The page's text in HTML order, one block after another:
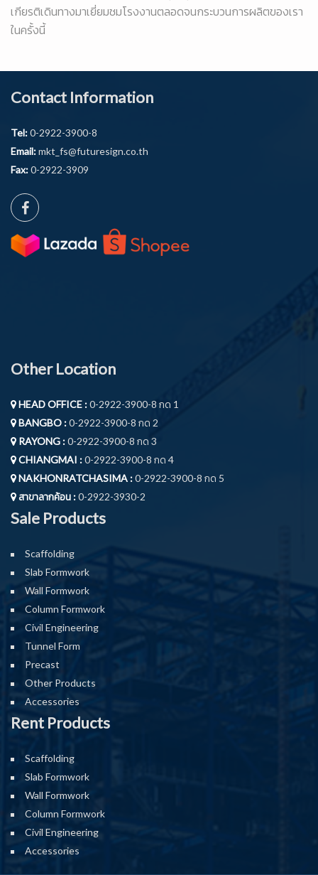
เกียรติเดินทางมาเยี่ยมชมโรงงานตลอดจนกระบวนการผลิตของเรา
ในครั้งนี้
Contact Information
Tel:0-2922-3900-8
Email:mkt_fs@futuresign.co.th
Fax:0-2922-3909
Other Location
HEAD OFFICE :0-2922-3900-8 กด 1
BANGBO :0-2922-3900-8 กด 2
RAYONG :0-2922-3900-8 กด 3
CHIANGMAI :0-2922-3900-8 กด 4
NAKHONRATCHASIMA :0-2922-3900-8 กด 5
สาขาลากค้อน :0-2922-3930-2
Sale Products
Scaffolding
Slab Formwork
Wall Formwork
Column Formwork
Civil Engineering
Tunnel Form
Precast
Other Products
Accessories
Rent Products
Scaffolding
Slab Formwork
Wall Formwork
Column Formwork
Civil Engineering
Accessories